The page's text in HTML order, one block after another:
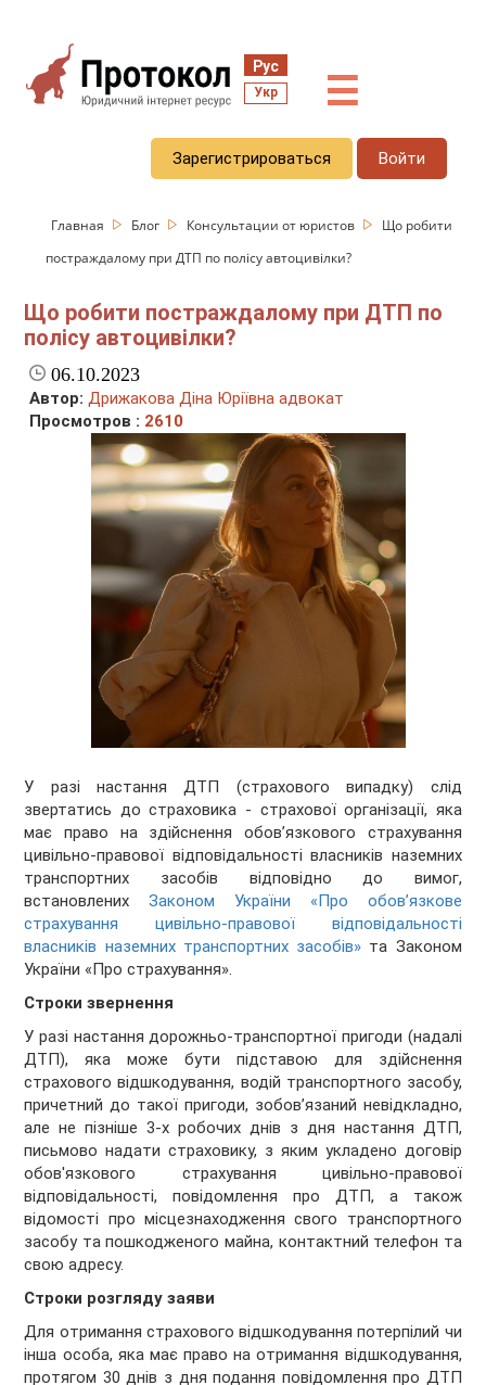
Рус
Укр ☰
Зарегистрироваться Войти
Главная Блог Консультации от юристов
Що робити
постраждалому при ДТП по полісу автоцивілки?
Що робити постраждалому при ДТП по
полісу автоцивілки?
06.10.2023
Автор: Дрижакова Діна Юріївна адвокат
Просмотров : 2610
У разі настання ДТП (страхового випадку) слід
звертатись до страховика - страхової організації, яка
має право на здійснення обов’язкового страхування
цивільно-правової відповідальності власників наземних
транспортних засобів відповідно до вимог,
встановленихЗаконом України «Про обов’язкове
страхування цивільно-правової відповідальності
власників наземних транспортних засобів» та Законом
України «Про страхування».
Строки звернення
У разі настання дорожньо-транспортної пригоди (надалі
ДТП), яка може бути підставою для здійснення
страхового відшкодування, водій транспортного засобу,
причетний до такої пригоди, зобов’язаний невідкладно,
але не пізніше 3-х робочих днів з дня настання ДТП,
письмово надати страховику, з яким укладено договір
обов'язкового страхування цивільно-правової
відповідальності, повідомлення про ДТП, а також
відомості про місцезнаходження свого транспортного
засобу та пошкодженого майна, контактний телефон та
свою адресу.
Строки розгляду заяви
Для отримання страхового відшкодування потерпілий чи
інша особа, яка має право на отримання відшкодування,
протягом 30 днів з дня подання повідомлення про ДТП